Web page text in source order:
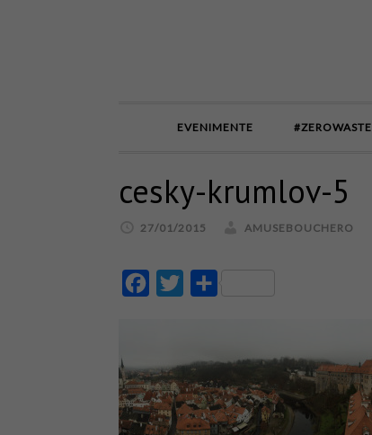
EVENIMENTE #ZEROWASTE
cesky-krumlov-5
27/01/2015 AMUSEBOUCHERO
FacebookTwitter